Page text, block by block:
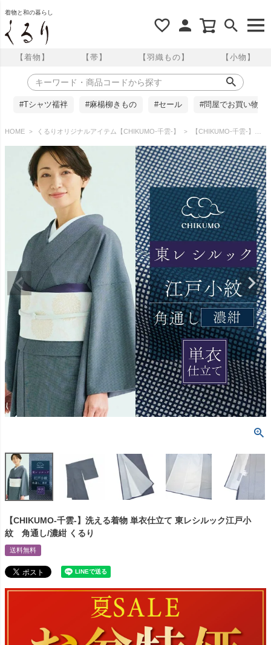
着物と和の暮らし
【着物】 【帯】 【羽織もの】 【小物】
#Tシャツ襦袢 #麻楊柳きもの #セール #問屋でお買い物
HOME くるりオリジナルアイテム【CHIKUMO-千雲-】 【CHIKUMO-千雲-】洗える着物 単衣仕立て 東レシルック江戸小紋 角通し/濃紺 くるり
【CHIKUMO-千雲-】洗える着物 単衣仕立て 東レシルック江戸小
紋 角通し/濃紺 くるり
送料無料